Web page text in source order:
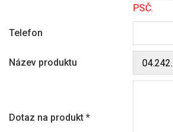
PSČ.
Telefon
Název produktu
Dotaz na produkt *